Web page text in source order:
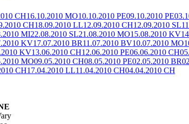
CH16.10.2010 MO10.10.2010 PE09.10.2010 PE
CH18.09.2010 LL12.09.2010 CH12.09.2010 SL
MI22.08.2010 SL21.08.2010 MO15.08.2010 KV
KV17.07.2010 BR11.07.2010 BV10.07.2010 MO
KV13.06.2010 CH12.06.2010 PE06.06.2010 CH
MO09.05.2010 CH08.05.2010 PE02.05.2010 BR
CH17.04.2010 LL11.04.2010 CH04.04.2010 CH